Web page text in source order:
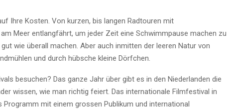
Ihre Kosten. Von kurzen, bis langen Radtouren mit
Meer entlangfährt, um jeder Zeit eine Schwimmpause machen zu
wie überall machen. Aber auch inmitten der leeren Natur von
und durch hübsche kleine Dörfchen.
besuchen? Das ganze Jahr über gibt es in den Niederlanden die
wissen, wie man richtig feiert. Das internationale Filmfestival in
mit einem grossen Publikum und international